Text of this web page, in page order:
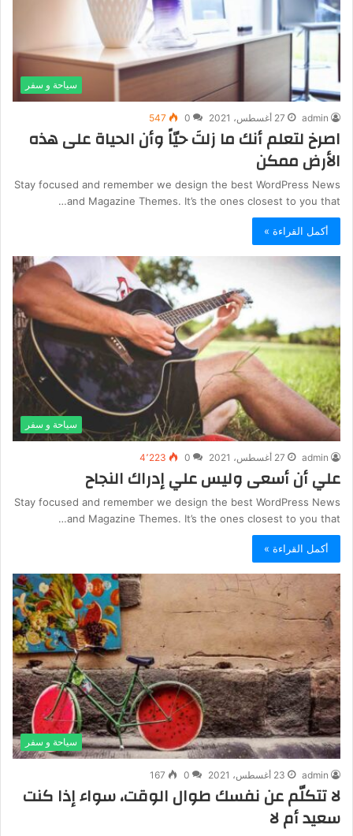
سياحة و سفر
admin 27 أغسطس، 2021 0
547
‫اصرخ لتعلم أنك ما زلتَ حيّاً وأن الحياة على هذه
الأرض ممكن
Stay focused and remember we design the best WordPress News
and Magazine Themes. It’s the ones closest to you that…
أكمل القراءة »
سياحة و سفر
admin 27 أغسطس، 2021 0 4٬223
علي أن أسعى وليس علي إدراك النجاح
Stay focused and remember we design the best WordPress News
and Magazine Themes. It’s the ones closest to you that…
أكمل القراءة »
سياحة و سفر
admin 23 أغسطس، 2021 0
167
لا تتكلّم عن نفسك طوال الوقت، سواء إذا كنت
سعيد أم لا